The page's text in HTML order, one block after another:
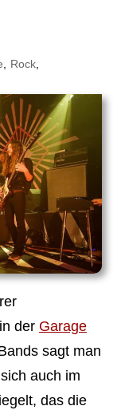
Rock,
der Garage
sagt man
auch im
das die